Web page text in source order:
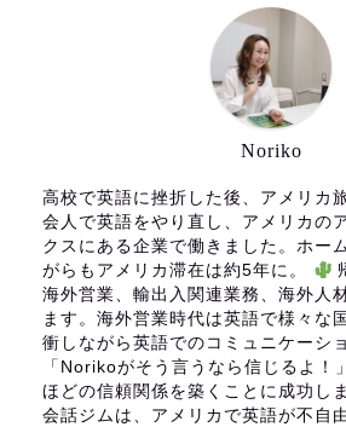
Noriko
高校で英語に挫折した後、アメリカ
会人で英語をやり直し、アメリカの
クスにある企業で働きました。ホー
がらもアメリカ滞在は約5年に。
海外営業、輸出入関連業務、海外人
ます。海外営業時代は英語で様々な
衝しながら英語でのコミュニケーシ
「Norikoがそう言うなら信じるよ！
ほどの信頼関係を築くことに成功し
会話ジムは、アメリカで英語が不自